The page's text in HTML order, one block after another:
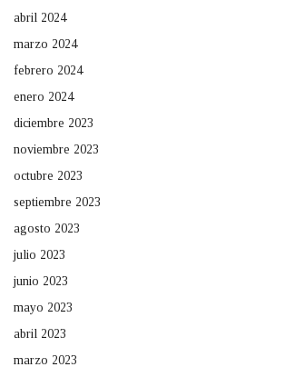
abril 2024
marzo 2024
febrero 2024
enero 2024
diciembre 2023
noviembre 2023
octubre 2023
septiembre 2023
agosto 2023
julio 2023
junio 2023
mayo 2023
abril 2023
marzo 2023